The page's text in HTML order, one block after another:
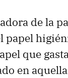
de la
papel
que
en